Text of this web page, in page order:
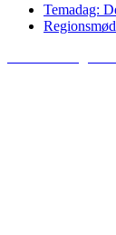
Temadag: